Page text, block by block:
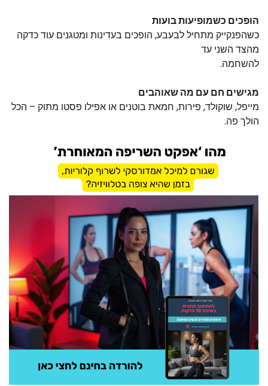
הופכים כשמופיעות בועות
כשהפנקייק מתחיל לבעבע, הופכים בעדינות ומטגנים עוד כדקה
מהצד השני עד
להשחמה.
מגישים חם עם מה שאוהבים
מייפל, שוקולד, פירות, חמאת בוטנים או אפילו פסטו מתוק – הכל
הולך פה.